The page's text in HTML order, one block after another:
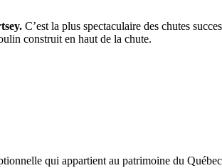
C’est la plus spectaculaire des chutes
construit en haut de la chute.
qui appartient au patrimoine du